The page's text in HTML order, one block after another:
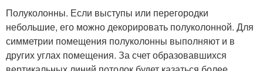
Полуколонны. Если выступы или перегородки
небольшие, его можно декорировать полуколонной. Для
симметрии помещения полуколонны выполняют и в
других углах помещения. За счет образовавшихся